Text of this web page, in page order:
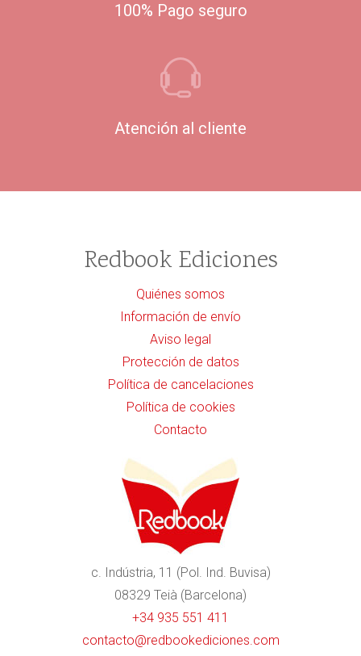
100% Pago seguro
Atención al cliente
Redbook Ediciones
Quiénes somos
Información de envío
Aviso legal
Protección de datos
Política de cancelaciones
Política de cookies
Contacto
c. Indústria, 11 (Pol. Ind. Buvisa)
08329 Teià (Barcelona)
+34 935 551 411
contacto@redbookediciones.com